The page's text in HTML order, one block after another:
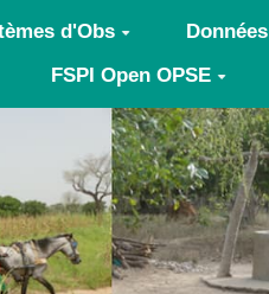
d'Obs Données
FSPI Open OPSE